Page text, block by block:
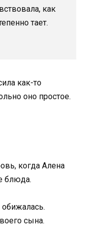
как
тает.
как-то
оно простое.
когда Алена
блюда.
сына.